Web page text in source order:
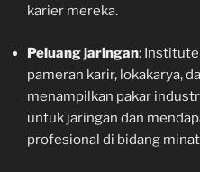
karier mereka.
Peluang jaringan:
pameran karir, lokakarya,
menampilkan pakar
untuk jaringan dan
profesional di bidang